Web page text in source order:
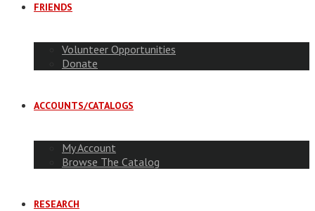
FRIENDS
Volunteer Opportunities
Donate
ACCOUNTS/CATALOGS
My Account
Browse The Catalog
RESEARCH